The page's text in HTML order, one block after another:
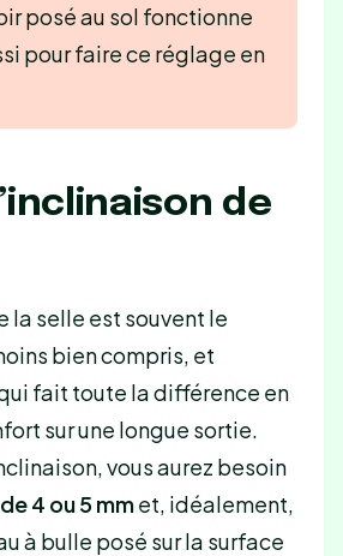
posé au sol fonctionne
pour faire ce réglage en
de
la selle est souvent le
bien compris, et
fait toute la différence en
sur une longue sortie.
vous aurez besoin
4 ou 5 mmet, idéalement,
à bulle posé sur la surface